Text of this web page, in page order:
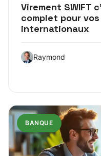
Virement SWIFT
complet pour
internationaux
Raymond
BANQUE